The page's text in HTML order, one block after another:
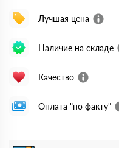
Лучшая цена
Наличие на складе
Качество
Оплата "по факту"